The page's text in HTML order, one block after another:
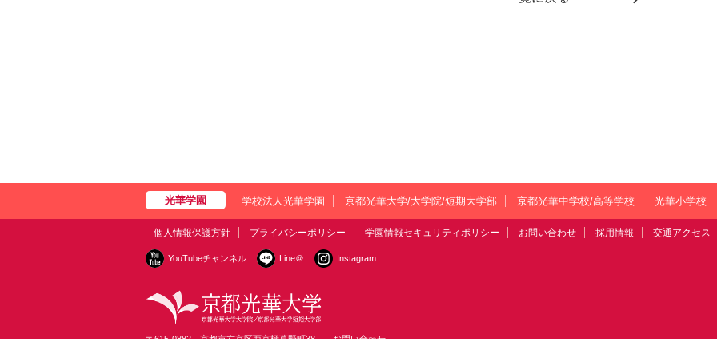
学校法人光華学園 京都光華大学/大学院/短期大学部 京都光華中学校/高等学校 光華小学校
個人情報保護方針 プライバシーポリシー 学園情報セキュリティポリシー お問い合わせ 採用情報 交通アクセス
YouTubeチャンネル Line＠ Instagram
〒615-0882 京都市右京区西京極葛野町38お問い合わせ